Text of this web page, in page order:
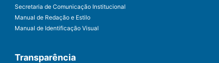
Secretaria de Comunicação Institucional
Manual de Redação e Estilo
Manual de Identificação Visual
Transparência